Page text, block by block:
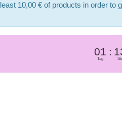
10,00 € of products in order to
01
Tag